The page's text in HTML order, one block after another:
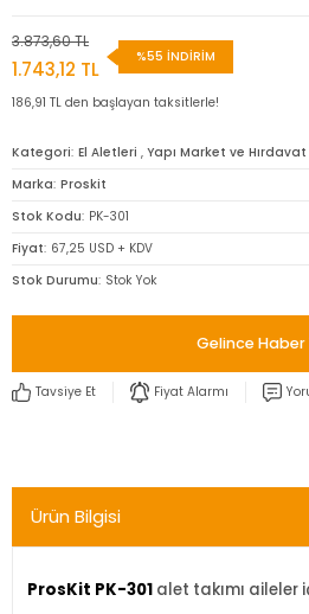
3.873,60 TL
1.743,12 TL
%55 İNDİRİM
186,91 TL den başlayan taksitlerle!
Kategori El Aletleri , Yapı Market ve
Marka Proskit
Stok Kodu PK-301
Fiyat 67,25 USD + KDV
Stok Durumu Stok Yok
Gelince Haber
Tavsiye Et Fiyat Alarmı
Ürün Bilgisi
ProsKit PK-301 alet takımı aileler